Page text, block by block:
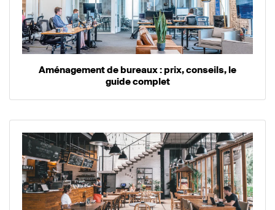
Aménagement de bureaux : prix, conseils, le
guide complet